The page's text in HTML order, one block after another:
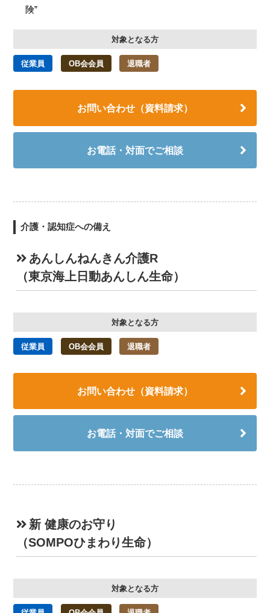
険”
対象となる方
従業員 OB会会員 退職者
お問い合わせ（資料請求）
お電話・対面でご相談
介護・認知症への備え
あんしんねんきん介護R
（東京海上日動あんしん生命）
対象となる方
従業員 OB会会員 退職者
お問い合わせ（資料請求）
お電話・対面でご相談
新 健康のお守り
（SOMPOひまわり生命）
対象となる方